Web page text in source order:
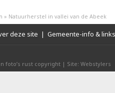
» Natuurherstel in vallei van de Abeek
deze site | Gemeente-info & links
foto’s rust copyright | Site: Webstylers